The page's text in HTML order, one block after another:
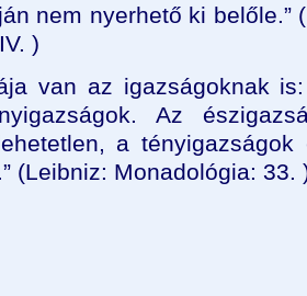
nem nyerhető ki belőle.”
)
van az igazságoknak
Az
a
(Leibniz: Monadológia: 33.